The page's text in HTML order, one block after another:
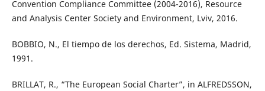
Convention Compliance Committee (2004-2016), Resource
and Analysis Center Society and Environment, Lviv, 2016.
BOBBIO, N., El tiempo de los derechos, Ed. Sistema, Madrid,
1991.
BRILLAT, R., “The European Social Charter”, in ALFREDSSON,